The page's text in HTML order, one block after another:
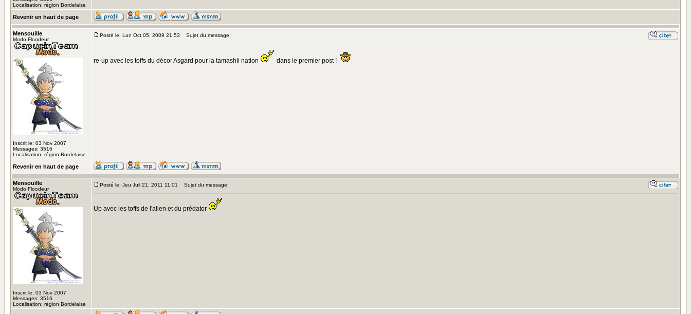
Localisation: région Bordelaise
Revenir en haut de page
Mensouille
Modo Floodeur
Inscrit le: 03 Nov 2007
Messages: 3516
Localisation: région Bordelaise
Posté le: Lun Oct 05, 2009 21:53 Sujet du message:
re-up avec les toffs du décor Asgard pour la tamashii nation dans le premier post !
Revenir en haut de page
Mensouille
Modo Floodeur
Inscrit le: 03 Nov 2007
Messages: 3516
Localisation: région Bordelaise
Posté le: Jeu Juil 21, 2011 11:01 Sujet du message:
Up avec les toffs de l'alien et du prédator